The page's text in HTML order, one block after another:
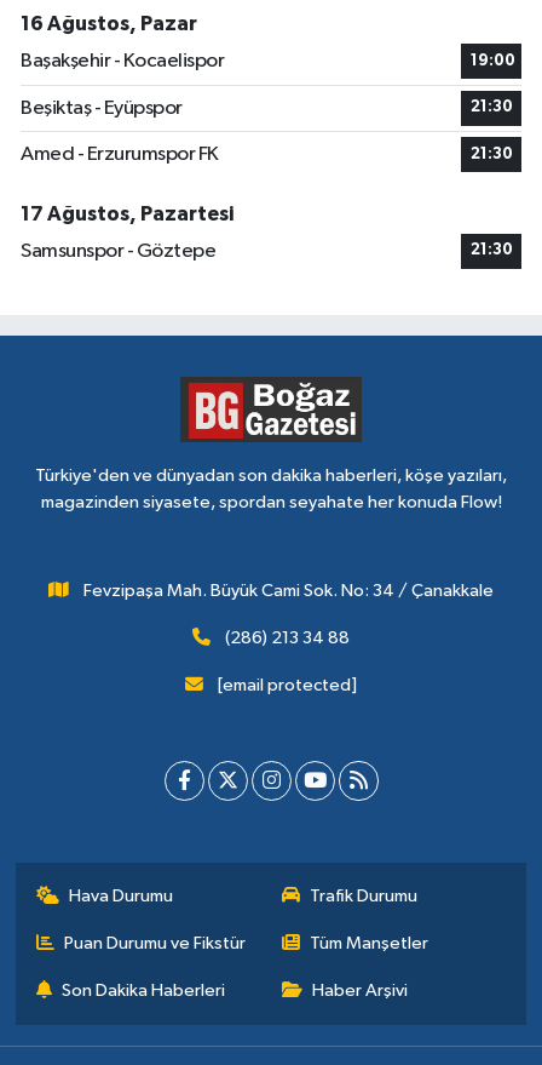
16 Ağustos, Pazar
Başakşehir - Kocaelispor
19:00
Beşiktaş - Eyüpspor 21:30
Amed - Erzurumspor FK 21:30
17 Ağustos, Pazartesi
Samsunspor - Göztepe
21:30
Türkiye'den ve dünyadan son dakika haberleri, köşe yazıları,
magazinden siyasete, spordan seyahate her konuda Flow!
Fevzipaşa Mah. Büyük Cami Sok. No: 34 / Çanakkale
(286) 213 34 88
[email protected]
Hava Durumu Trafik Durumu
Puan Durumu ve Fikstür Tüm Manşetler
Son Dakika Haberleri Haber Arşivi